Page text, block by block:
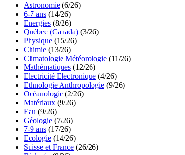
Astronomie (6/26)
6-7 ans (14/26)
Energies (8/26)
Québec (Canada) (3/26)
Physique (15/26)
Chimie (13/26)
Climatologie Météorologie (11/26)
Mathématiques (12/26)
Electricité Electronique (4/26)
Ethnologie Anthropologie (9/26)
Océanologie (2/26)
Matériaux (9/26)
Eau (9/26)
Géologie (7/26)
7-9 ans (17/26)
Ecologie (14/26)
Suisse et France (26/26)